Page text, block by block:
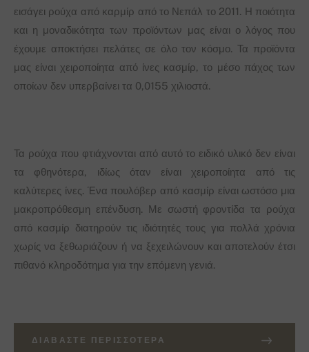
εισάγει ρούχα από καρμίρ από το Νεπάλ το 2011. Η ποιότητα
και η μοναδικότητα των προϊόντων μας είναι ο λόγος που
έχουμε αποκτήσει πελάτες σε όλο τον κόσμο. Τα προϊόντα
μας είναι χειροποίητα από ίνες κασμίρ, το μέσο πάχος των
οποίων δεν υπερβαίνει τα 0,0155 χιλιοστά.
Τα ρούχα που φτιάχνονται από αυτό το ειδικό υλικό δεν είναι
τα φθηνότερα, ιδίως όταν είναι χειροποίητα από τις
καλύτερες ίνες. Ένα πουλόβερ από κασμίρ είναι ωστόσο μια
μακροπρόθεσμη επένδυση. Με σωστή φροντίδα τα ρούχα
από κασμίρ διατηρούν τις ιδιότητές τους για πολλά χρόνια
χωρίς να ξεθωριάζουν ή να ξεχειλώνουν και αποτελούν έτσι
πιθανό κληροδότημα για την επόμενη γενιά.
ΔΙΑΒΆΣΤΕ ΠΕΡΙΣΣΌΤΕΡΑ